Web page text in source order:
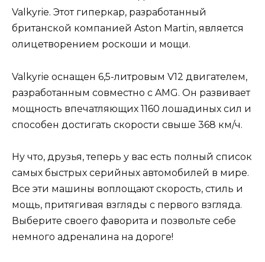
Valkyrie. Этот гиперкар, разработанный
британской компанией Aston Martin, является
олицетворением роскоши и мощи.
Valkyrie оснащен 6,5-литровым V12 двигателем,
разработанным совместно с AMG. Он развивает
мощность впечатляющих 1160 лошадиных сил и
способен достигать скорости свыше 368 км/ч.
Ну что, друзья, теперь у вас есть полный список
самых быстрых серийных автомобилей в мире.
Все эти машины воплощают скорость, стиль и
мощь, притягивая взгляды с первого взгляда.
Выберите своего фаворита и позвольте себе
немного адреналина на дороге!